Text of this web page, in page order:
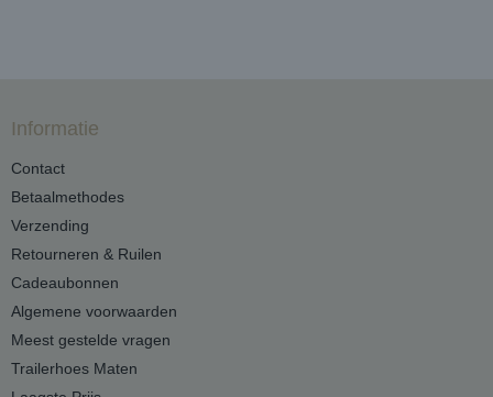
Informatie
Contact
Betaalmethodes
Verzending
Retourneren & Ruilen
Cadeaubonnen
Algemene voorwaarden
Meest gestelde vragen
Trailerhoes Maten